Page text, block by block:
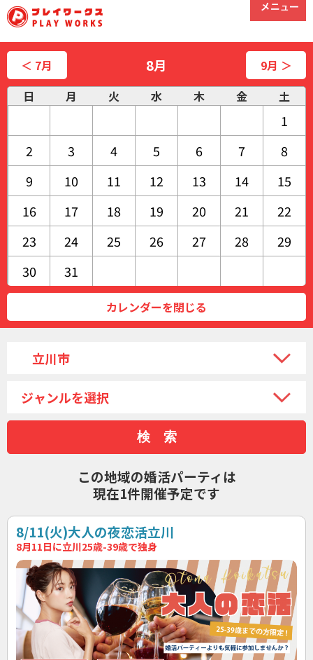
＜ 7月 8月
9月 ＞
日
月 火 水 木 金 土
1
2
3 4 5 6 7
8
9
10 11 12 13 14
15
16
17 18 19 20 21
22
23
24 25 26 27 28
29
30
31
カレンダーを閉じる
この地域の婚活パーティは
現在1件開催予定です
8/11(火)大人の夜恋活立川
8月11日に立川25歳-39歳で独身